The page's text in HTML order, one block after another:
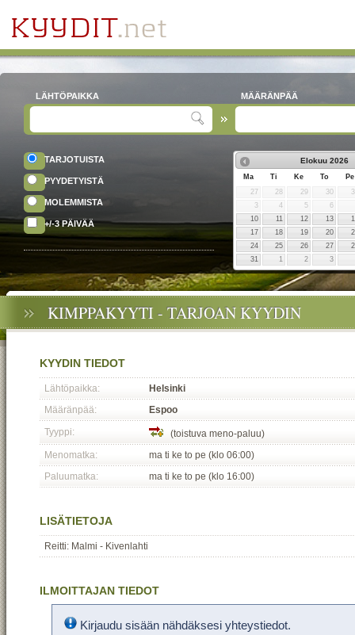
LÄHTÖPAIKKA MÄÄRÄNPÄÄ
TARJOTUISTA
PYYDETYISTÄ
MOLEMMISTA
+/-3 PÄIVÄÄ
Elokuu 2026
Ma Ti Ke To
Pe
27
28 29 30
3
4 5
6
10
11 12 13
17
18 19 20
24
25 26 27
31
1 2 3
KIMPPAKYYTI - TARJOAN KYYDIN
KYYDIN TIEDOT
Lähtöpaikka:
Helsinki
Määränpää:
Espoo
Tyyppi:
(toistuva meno-paluu)
Menomatka:
ma ti ke to pe (klo 06:00)
Paluumatka:
ma ti ke to pe (klo 16:00)
LISÄTIETOJA
Reitti: Malmi - Kivenlahti
ILMOITTAJAN TIEDOT
Kirjaudu sisään nähdäksesi yhteystiedot.